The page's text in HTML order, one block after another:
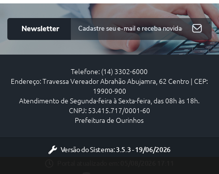
Newsletter
Telefone: (14) 3302-6000
Endereço: Travessa Vereador Abrahão Abujamra, 62 Centro | CEP:
19900-900
Atendimento de Segunda-feira à Sexta-feira, das 08h às 18h.
CNPJ: 53.415.717/0001-60
Prefeitura de Ourinhos
Versão do Sistema:3.5.3 - 19/06/2026